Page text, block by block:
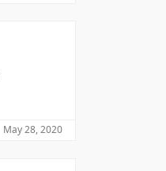
May 28, 2020